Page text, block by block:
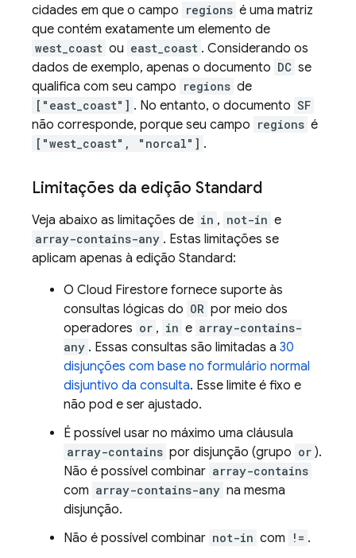
cidades em que o campo regions é uma matriz
que contém exatamente um elemento de
west_coast ou east_coast . Considerando os
dados de exemplo, apenas o documento DC se
qualifica com seu campo regions de
["east_coast"] . No entanto, o documento SF
não corresponde, porque seu campo regions é
["west_coast", "norcal"] .
Limitações da edição Standard
Veja abaixo as limitações de in , not-in e
array-contains-any . Estas limitações se
aplicam apenas à edição Standard:
O Cloud Firestore fornece suporte às
consultas lógicas do OR por meio dos
operadores or , in e array-contains-
any . Essas consultas são limitadas a 30
disjunções com base no formulário normal
disjuntivo da consulta. Esse limite é fixo e
não pod e ser ajustado.
É possível usar no máximo uma cláusula
array-contains por disjunção (grupo or ).
Não é possível combinar array-contains
com array-contains-any na mesma
disjunção.
Não é possível combinar not-in com != .